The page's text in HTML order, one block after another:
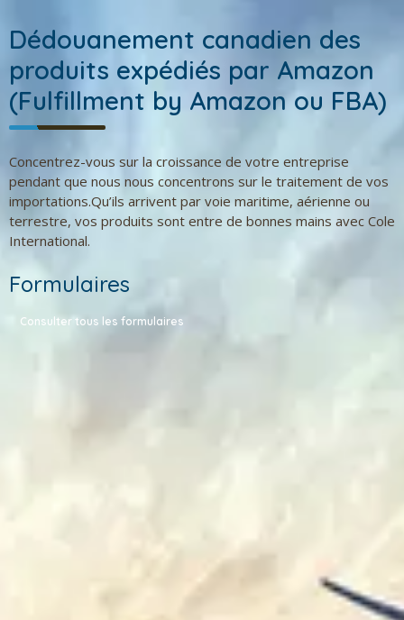
Dédouanement canadien des
produits expédiés par Amazon
(Fulfillment by Amazon ou FBA)
Concentrez-vous sur la croissance de votre entreprise
pendant que nous nous concentrons sur le traitement de vos
importations.Qu’ils arrivent par voie maritime, aérienne ou
terrestre, vos produits sont entre de bonnes mains avec Cole
International.
Formulaires
Consulter tous les formulaires